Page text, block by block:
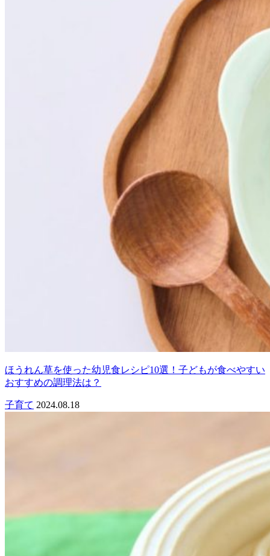
ほうれん草を使った幼児食レシピ10選！子どもが食べやすい
おすすめの調理法は？
子育て 2024.08.18